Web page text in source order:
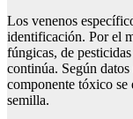
Los venenos
identificación. Por el
fúngicas, de
continúa. Según
componente tóxico se
semilla.